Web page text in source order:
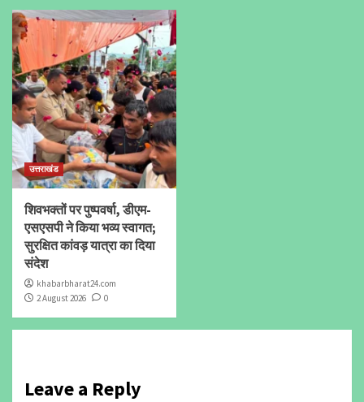
उत्तराखंड
शिवभक्तों पर पुष्पवर्षा, डीएम-
एसएसपी ने किया भव्य स्वागत;
सुरक्षित कांवड़ यात्रा का दिया
संदेश
khabarbharat24.com
2 August 2026
0
Leave a Reply